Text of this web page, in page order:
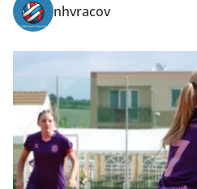
nhvracov